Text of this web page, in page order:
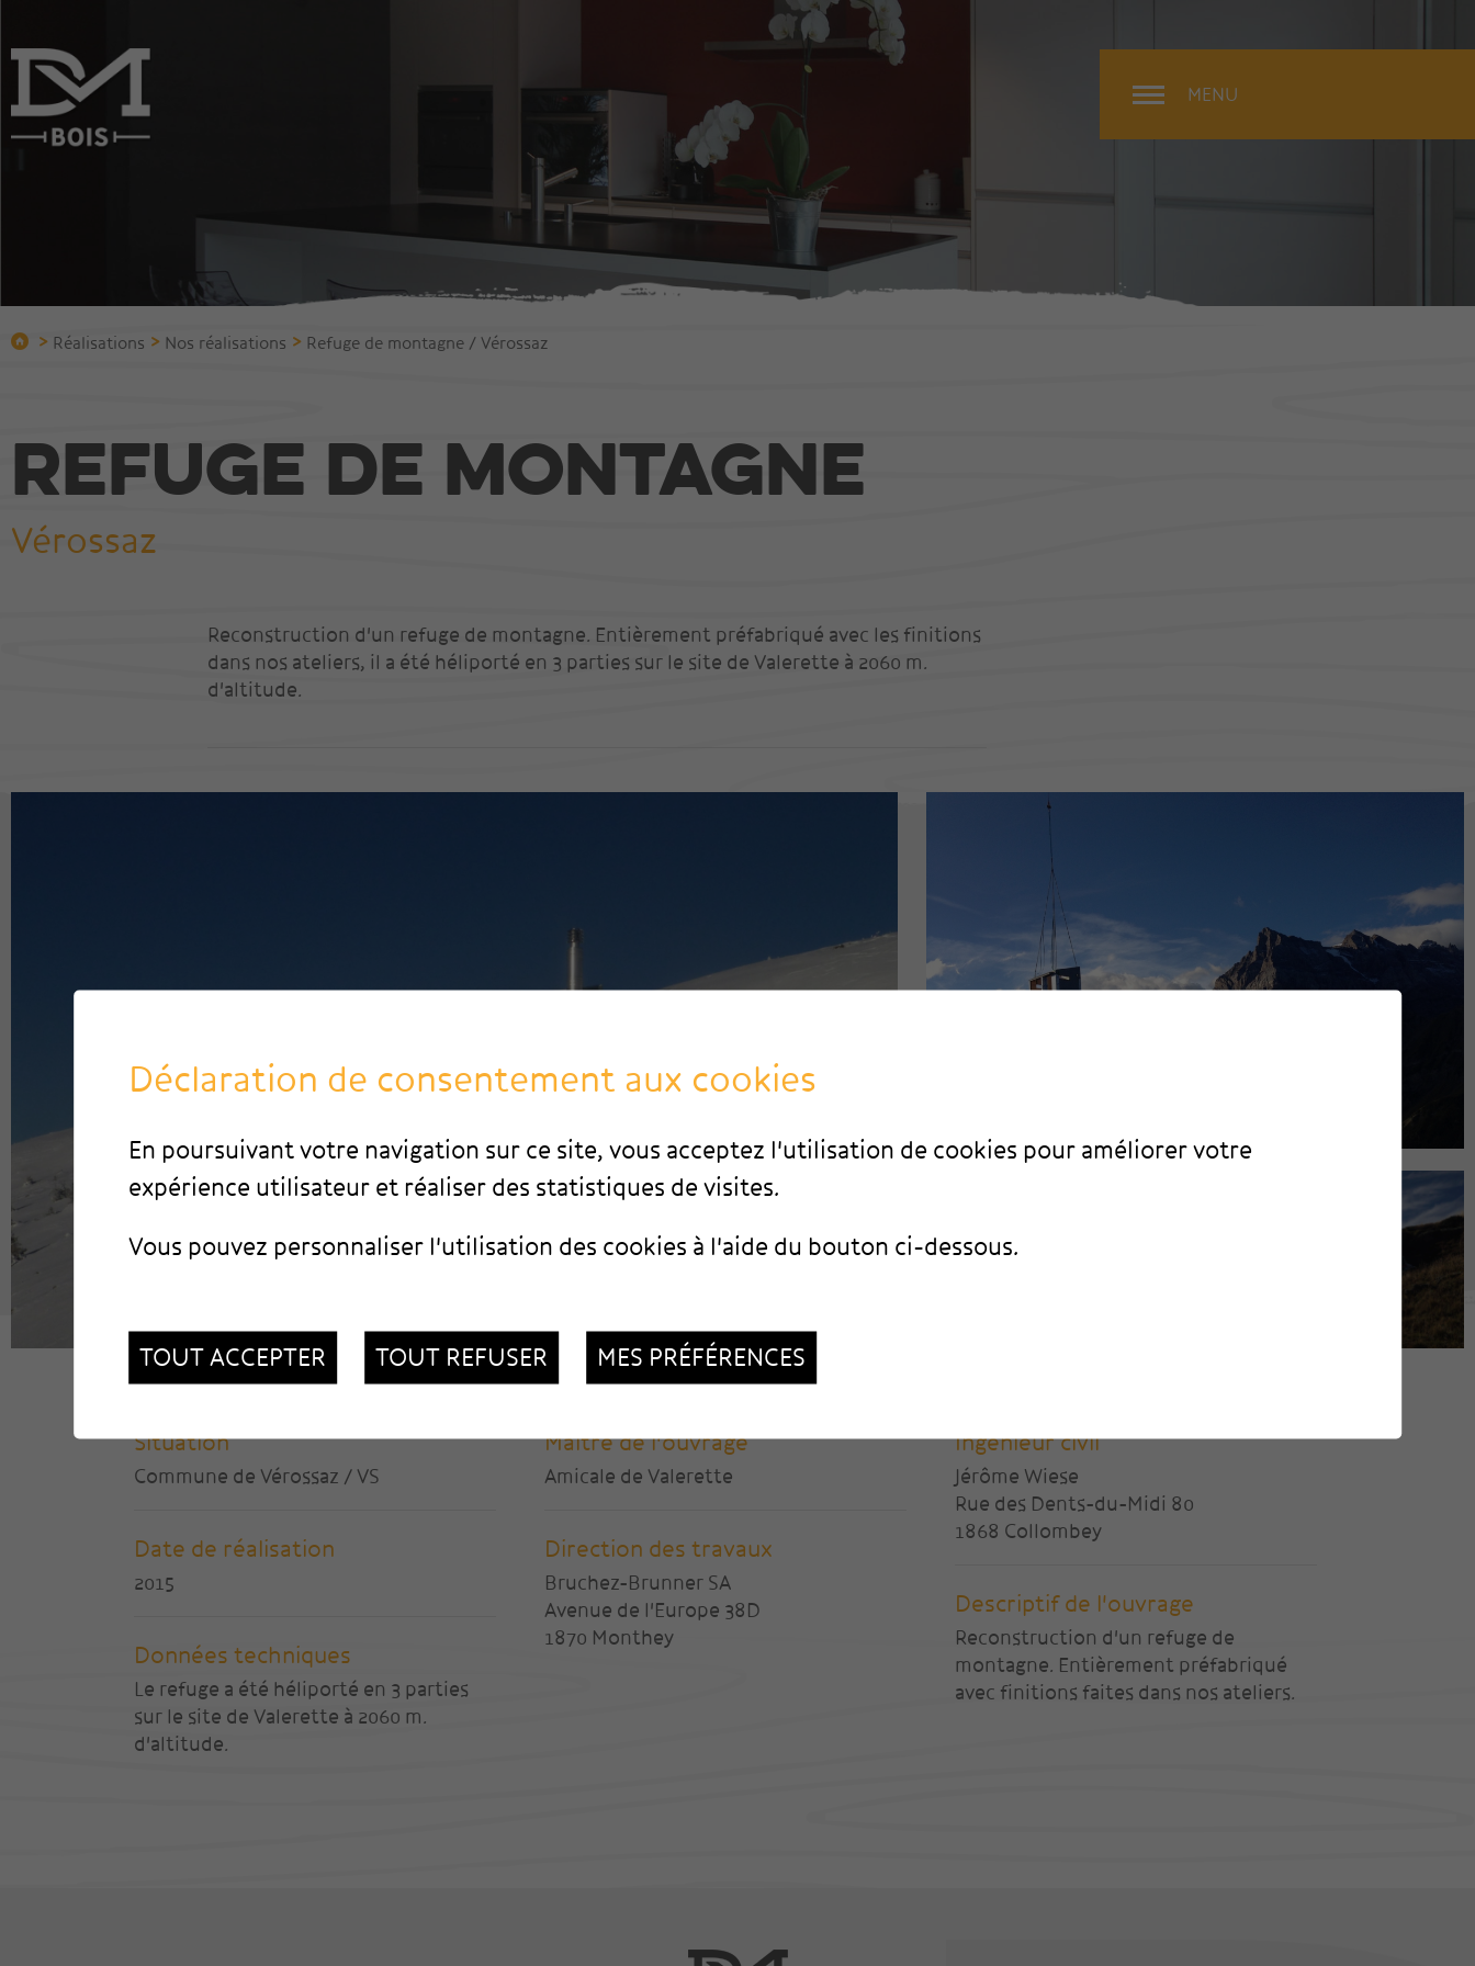
Entreprise
Protection incendie
Construire en bois
Chalets
Agencement
Réalisations
Nos réalisations
MENU
> Réalisations > Nos réalisations > Refuge de montagne / Vérossaz
Refuge de montagne
Vérossaz
Reconstruction d'un refuge de montagne. Entièrement préfabriqué avec les finitions
dans nos ateliers, il a été héliporté en 3 parties sur le site de Valerette à 2060 m.
d'altitude.
Situation
Commune de Vérossaz / VS
Maître de l'ouvrage
Amicale de Valerette
Ingénieur civil
Jérôme Wiese
Rue des Dents-du-Midi 80
1868 Collombey
Date de réalisation
2015
Direction des travaux
Bruchez-Brunner SA
Avenue de l'Europe 38D
1870 Monthey
Descriptif de l'ouvrage
Reconstruction d'un refuge de
montagne. Entièrement préfabriqué
avec finitions faites dans nos ateliers.
Données techniques
Le refuge a été héliporté en 3 parties
sur le site de Valerette à 2060 m.
d'altitude.
Déclaration de consentement aux cookies
En poursuivant votre navigation sur ce site, vous acceptez l'utilisation de cookies pour améliorer votre
expérience utilisateur et réaliser des statistiques de visites.
Vous pouvez personnaliser l'utilisation des cookies à l'aide du bouton ci-dessous.
TOUT ACCEPTER TOUT REFUSER MES PRÉFÉRENCES